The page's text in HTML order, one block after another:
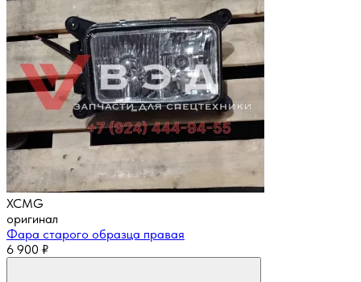
XCMG
оригинал
Фара старого образца правая
6 900 ₽